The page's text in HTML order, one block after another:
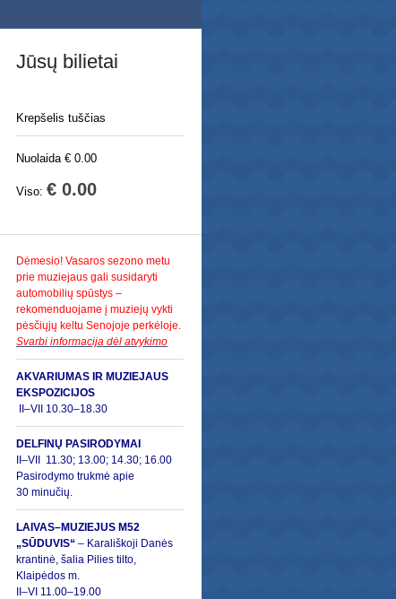
Jūsų bilietai
Krepšelis tuščias
Nuolaida € 0.00
Viso: € 0.00
Dėmesio! Vasaros sezono metu
prie muziejaus gali susidaryti
automobilių spūstys –
rekomenduojame į muziejų vykti
pėsčiųjų keltu Senojoje perkėloje.
Svarbi informacija dėl atvykimo
AKVARIUMAS IR MUZIEJAUS
EKSPOZICIJOS
II–VII 10.30–18.30
DELFINŲ PASIRODYMAI
II–VII 11.30; 13.00; 14.30; 16.00
Pasirodymo trukmė apie
30 minučių.
LAIVAS–MUZIEJUS M52
„SŪDUVIS“ – Karališkoji Danės
krantinė, šalia Pilies tilto,
Klaipėdos m.
II–VI 11.00–19.00